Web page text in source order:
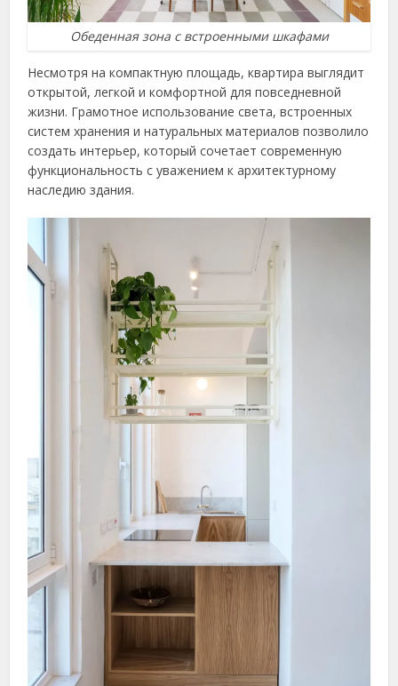
Обеденная зона с встроенными шкафами
Несмотря на компактную площадь, квартира выглядит
открытой, легкой и комфортной для повседневной
жизни. Грамотное использование света, встроенных
систем хранения и натуральных материалов позволило
создать интерьер, который сочетает современную
функциональность с уважением к архитектурному
наследию здания.